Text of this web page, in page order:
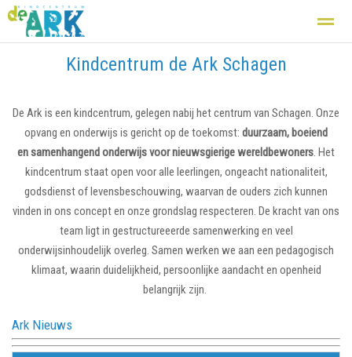
Kindcentrum Basisschool Zij aan zij Opvang De groepen
Kindcentrum de Ark Schagen
De Ark is een kindcentrum, gelegen nabij het centrum van Schagen. Onze
opvang en onderwijs is gericht op de toekomst: duurzaam, boeiend
en samenhangend onderwijs voor nieuwsgierige wereldbewoners. Het
kindcentrum staat open voor alle leerlingen, ongeacht nationaliteit,
godsdienst of levensbeschouwing, waarvan de ouders zich kunnen
vinden in ons concept en onze grondslag respecteren. De kracht van ons
team ligt in gestructureeerde samenwerking en veel
onderwijsinhoudelijk overleg. Samen werken we aan een pedagogisch
klimaat, waarin duidelijkheid, persoonlijke aandacht en openheid
belangrijk zijn.
Ark Nieuws